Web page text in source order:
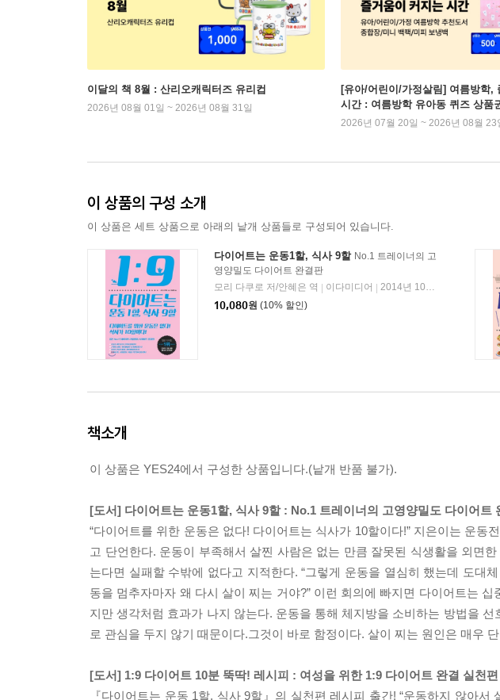
이달의 책 8월 : 산리오캐릭터즈 유리컵
2026년 08월 01일 ~ 2026년 08월 31일
[유아/어린이/가정살림] 여름방학,
시간 : 여름방학 유아동 퀴즈 상품
2026년 07월 20일 ~ 2026년 08월 23
이 상품의 구성 소개
이 상품은 세트 상품으로 아래의 낱개 상품들로 구성되어 있습니다.
다이어트는 운동1할, 식사 9할 No.1 트레이너의 고
영양밀도 다이어트 완결판
모리 다쿠로 저/안혜은 역
이다미디어
2014년 10월 13일
10,080원 (10% 할인)
책소개
이 상품은 YES24에서 구성한 상품입니다.(낱개 반품 불가).
[도서] 다이어트는 운동1할, 식사 9할 : No.1 트레이너의 고영양밀도 다이어트
“다이어트를 위한 운동은 없다! 다이어트는 식사가 10할이다!” 지은이는 운
고 단언한다. 운동이 부족해서 살찐 사람은 없는 만큼 잘못된 식생활을 외면
는다면 실패할 수밖에 없다고 지적한다. “그렇게 운동을 열심히 했는데 도대
동을 멈추자마자 왜 다시 살이 찌는 거야?” 이런 회의에 빠지면 다이어트는
지만 생각처럼 효과가 나지 않는다. 운동을 통해 체지방을 소비하는 방법을
로 관심을 두지 않기 때문이다.그것이 바로 함정이다. 살이 찌는 원인은 매우
[도서] 1:9 다이어트 10분 뚝딱! 레시피 : 여성을 위한 1:9 다이어트 완결 실천편
『다이어트는 운동 1할, 식사 9할』의 실천편 레시피 출간! “운동하지 않아